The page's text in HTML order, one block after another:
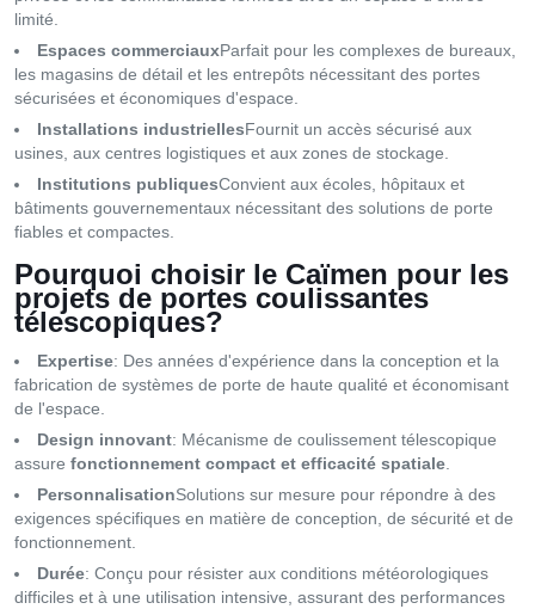
limité.
Espaces commerciauxParfait pour les complexes de bureaux,
les magasins de détail et les entrepôts nécessitant des portes
sécurisées et économiques d'espace.
Installations industriellesFournit un accès sécurisé aux
usines, aux centres logistiques et aux zones de stockage.
Institutions publiquesConvient aux écoles, hôpitaux et
bâtiments gouvernementaux nécessitant des solutions de porte
fiables et compactes.
Pourquoi choisir le Caïmen pour les
projets de portes coulissantes
télescopiques?
Expertise: Des années d'expérience dans la conception et la
fabrication de systèmes de porte de haute qualité et économisant
de l'espace.
Design innovant: Mécanisme de coulissement télescopique
assure fonctionnement compact et efficacité spatiale
PersonnalisationSolutions sur mesure pour répondre à des
exigences spécifiques en matière de conception, de sécurité et de
fonctionnement.
Durée: Conçu pour résister aux conditions météorologiques
difficiles et à une utilisation intensive, assurant des performances